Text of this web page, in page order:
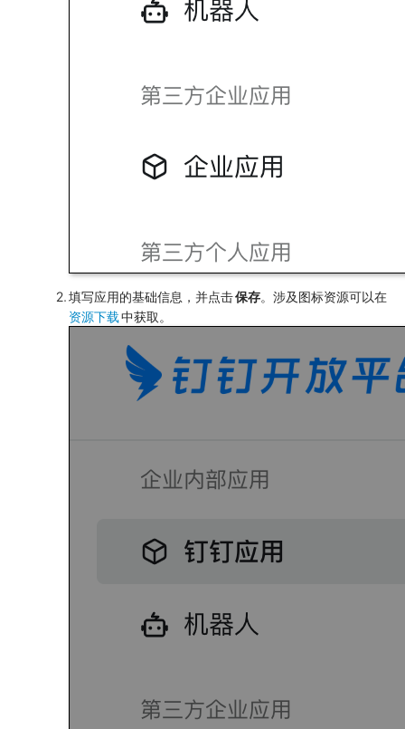
填写应用的基础信息，并点击保存 。涉及图标资源可以在
资源下载中获取。